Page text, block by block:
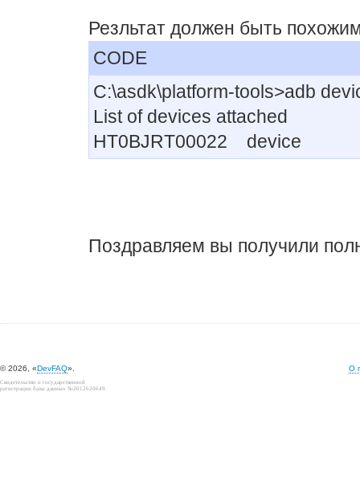
Резльтат должен быть
CODE
C:\asdk\platform-tools>adb
List of devices attached
HT0BJRT00022 device
Поздравляем вы получили
© 2026, «DevFAQ». О
Свидетельство о государственной
регистрации базы данных №2012620649.